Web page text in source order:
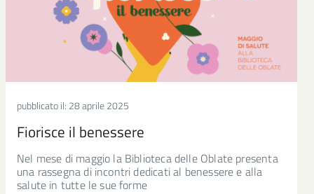
pubblicato il: 28 aprile 2025
Fiorisce il benessere
Nel mese di maggio la Biblioteca delle Oblate presenta
una rassegna di incontri dedicati al benessere e alla
salute in tutte le sue forme